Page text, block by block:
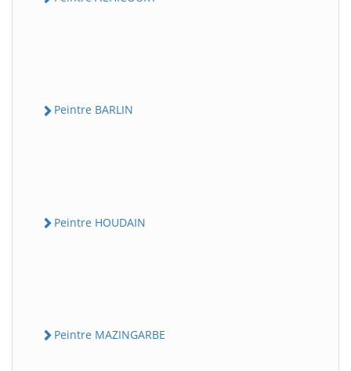
Peintre BARLIN
Peintre HOUDAIN
Peintre MAZINGARBE